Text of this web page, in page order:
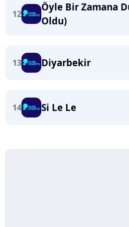
12
Öyle Bir Zamana
Oldu)
13 Diyarbekir
14 Si Le Le